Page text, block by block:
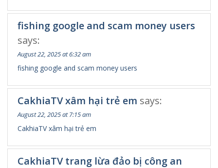
fishing google and scam money users
says:
August 22, 2025 at 6:32 am
fishing google and scam money users
CakhiaTV xâm hại trẻ em says:
August 22, 2025 at 7:15 am
CakhiaTV xâm hại trẻ em
CakhiaTV trang lừa đảo bị công an